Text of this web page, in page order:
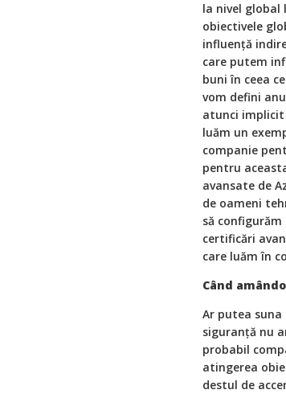
la nivel global
obiectivele
influență
care putem
buni în ceea
vom defini
atunci implicit
luăm un
companie
pentru
avansate de
de oameni
să
certificări
care luăm în
Când
Ar putea
siguranță nu
probabil
atingerea
destul de